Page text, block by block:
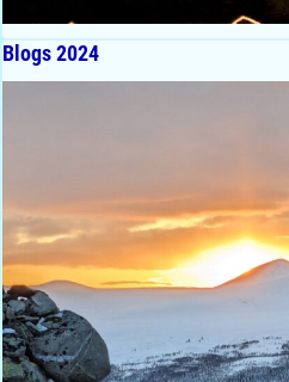
Blogs 2024